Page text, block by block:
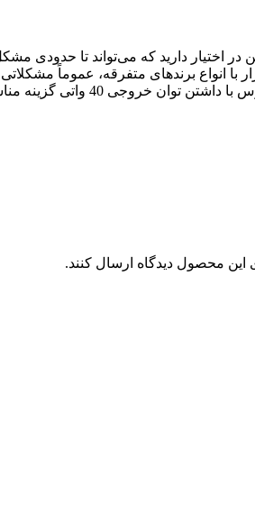
دارید که می‌تواند تا حدودی
انواع برندهای متفرقه، عموماً
مناسبی برای شما خواهد بود.
این محصول دیدگاه ارسال کنند.